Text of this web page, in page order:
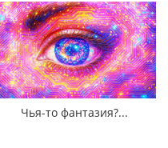
Чья-то фантазия?...